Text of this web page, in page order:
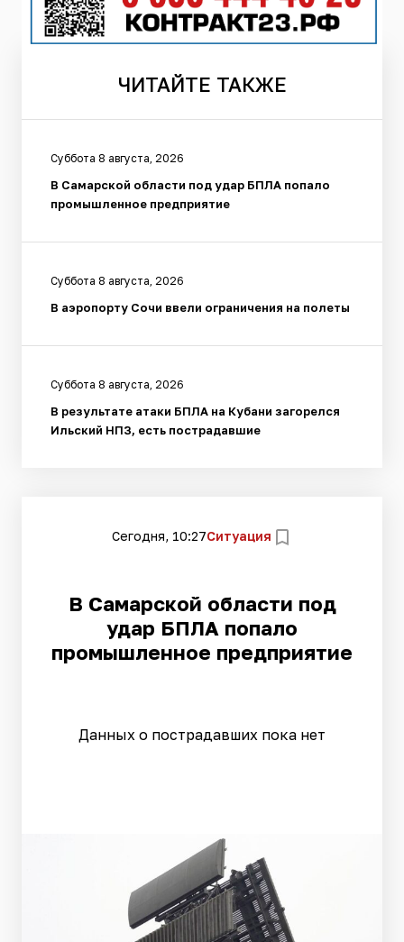
ЧИТАЙТЕ ТАКЖЕ
Суббота 8 августа, 2026
В Самарской области под удар БПЛА попало
промышленное предприятие
Суббота 8 августа, 2026
В аэропорту Сочи ввели ограничения на полеты
Суббота 8 августа, 2026
В результате атаки БПЛА на Кубани загорелся
Ильский НПЗ, есть пострадавшие
Сегодня, 10:27Ситуация
В Самарской области под
удар БПЛА попало
промышленное предприятие
Данных о пострадавших пока нет